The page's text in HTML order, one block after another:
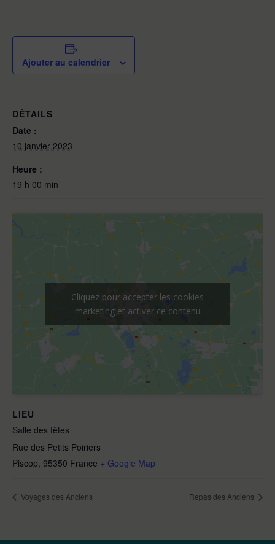
Ajouter au calendrier
DÉTAILS
Date :
10 janvier 2023
Heure :
19 h 00 min
LIEU
Salle des fêtes
Rue des Petits Poiriers
Piscop, 95350 France + Google Map
Cliquez pour accepter les cookies
marketing et activer ce contenu
Voyages des Anciens Repas des Anciens